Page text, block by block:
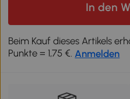
In den
Beim Kauf dieses Artikels
Punkte = 1,75 €. Anmelden